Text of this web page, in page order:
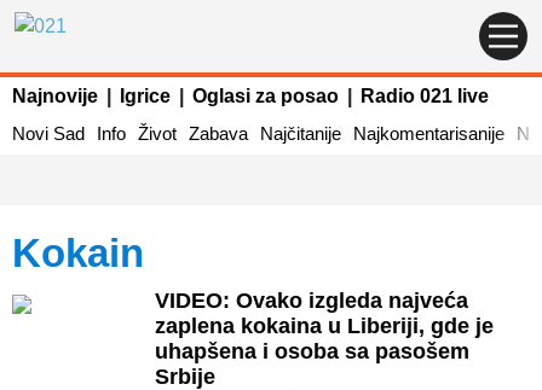
Najnovije Igrice Oglasi za posao
Radio 021 live
Novi Sad
Info Život Zabava Najčitanije Najkomentarisanije
kokain
VIDEO: Ovako izgleda najveća
zaplena kokaina u Liberiji, gde je
uhapšena i osoba sa pasošem
Srbije